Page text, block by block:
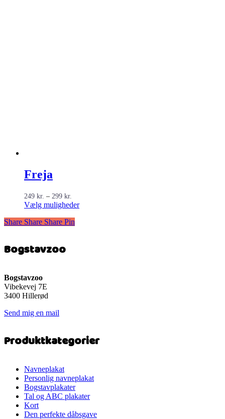
Freja
249 kr. – 299 kr.
249 kr.
til
299 kr.
Vælg mulighederDette
Share
Share Share Share Pin
Bogstavzoo
Bogstavzoo
Vibekevej 7E
3400 Hillerød
Send mig en mail
Produktkategorier
Navneplakat
Personlig navneplakat
Bogstavplakater
Tal og ABC plakater
Kort
Den perfekte dåbsgave